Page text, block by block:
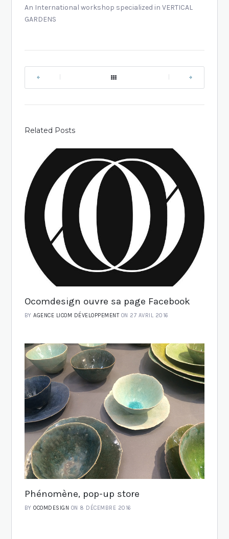
An International workshop specialized in VERTICAL
GARDENS
Related Posts
Ocomdesign ouvre sa page Facebook
BYAGENCE LICOM DÉVELOPPEMENT ON 27 AVRIL 2016
Phénomène, pop-up store
BYOCOMDESIGN ON 8 DÉCEMBRE 2016